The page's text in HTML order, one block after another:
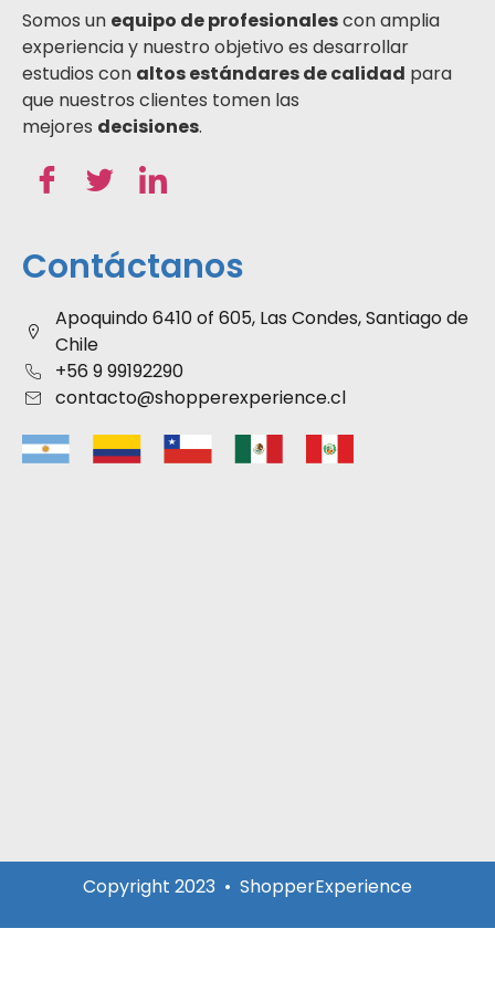
Somos un equipo de profesionalescon amplia
experiencia y nuestro objetivo es desarrollar
estudios con altos estándares de calidad para
que nuestros clientes tomen las
mejores decisiones.
Contáctanos
Apoquindo 6410 of 605, Las Condes, Santiago de
Chile
+56 9 99192290
contacto@shopperexperience.cl
Copyright 2023 • ShopperExperience